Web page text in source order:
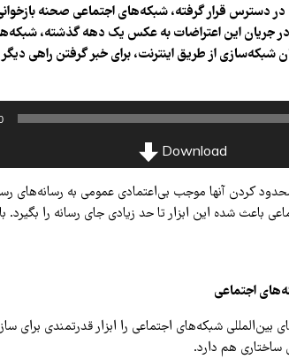
در دسترس قرار گرفته، شبکه‌های اجتماعی صحنه
در جریان این اعتراضات به عکس یک دهه گذشته،
شبکه‌سازی از طریق اینترنت، برای خبر گرفتن راهی
Download
کردن آنها موجب بی‌اعتمادی عمومی به رسانه‌های
شده این ابزار تا حد زیادی جای رسانه را بگیرد.
اجتماعی
شبکه‌های اجتماعی را ابزار قدرتمندی برای
هم دارد.